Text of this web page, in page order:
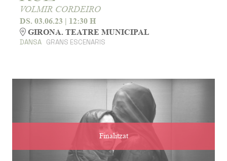
VOLMIR CORDEIRO
DS. 03.06.23 | 12:30 H
GIRONA. TEATRE MUNICIPAL
DANSA GRANS ESCENARIS
Finalitzat